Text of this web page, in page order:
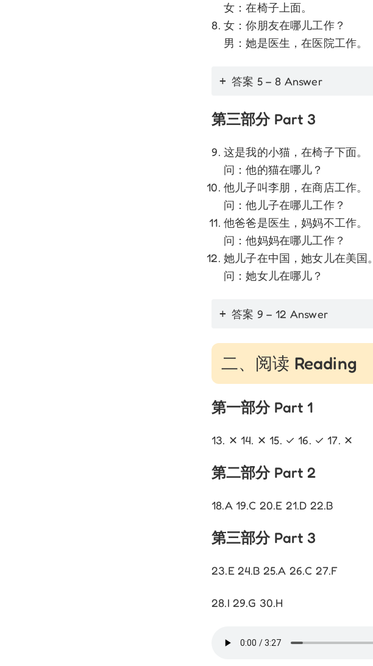
女：在椅子上面。
女：你朋友在哪儿工作？
男：她是医生，在医院工作。
答案 5 – 8 Answer
第三部分Part 3
这是我的小猫，在椅子下面。
问：他的猫在哪儿？
他儿子叫李朋，在商店工作。
问：他儿子在哪儿工作？
他爸爸是医生，妈妈不工作。
问：他妈妈在哪儿工作？
她儿子在中国，她女儿在美国。
问：她女儿在哪儿？
答案 9 – 12 Answer
二、阅读 Reading
第一部分Part 1
13. ✕ 14. ✕ 15. ✓ 16. ✓ 17. ✕
第二部分Part 2
18.A 19.C 20.E 21.D 22.B
第三部分Part 3
23.E 24.B 25.A 26.C 27.F
28.I 29.G 30.H